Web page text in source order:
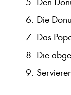
Die
Das
Die